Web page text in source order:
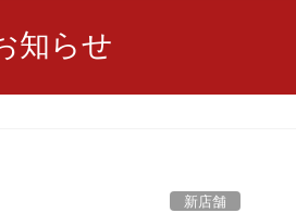
知らせ
新店舗